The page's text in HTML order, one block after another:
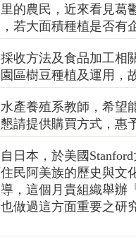
的農民，近來看見
若大面積種植是否有
收方法及食品加工
區樹豆種植及運用
產養殖系教師，希
請提供購買方式，惠
日本，於美國
民阿美族的歷史與
，這個月貴組織舉
做過這方面重要之